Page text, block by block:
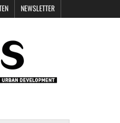
NEWSLETTER